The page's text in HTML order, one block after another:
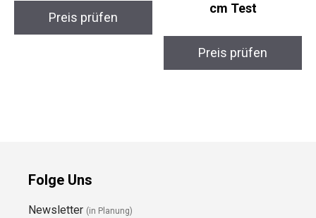
Preis prüfen
cm Test
Preis prüfen
Folge Uns
Newsletter (in Planung)